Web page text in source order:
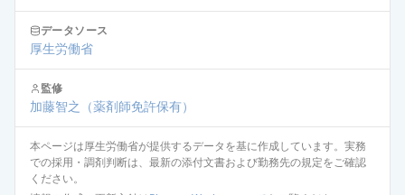
データソース
厚生労働省
監修
加藤智之 （薬剤師免許保有）
本ページは厚生労働省が提供するデータを基に作成しています。実務
での採用・調剤判断は、最新の添付文書および勤務先の規定をご確認
ください。